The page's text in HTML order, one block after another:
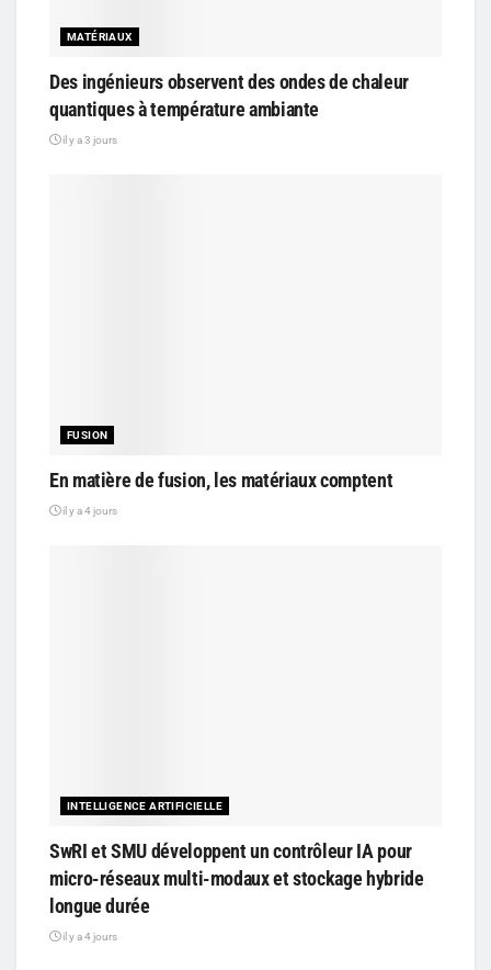
MATÉRIAUX
Des ingénieurs observent des ondes de chaleur
quantiques à température ambiante
il y a 3 jours
FUSION
En matière de fusion, les matériaux comptent
il y a 4 jours
INTELLIGENCE ARTIFICIELLE
SwRI et SMU développent un contrôleur IA pour
micro-réseaux multi-modaux et stockage hybride
longue durée
il y a 4 jours